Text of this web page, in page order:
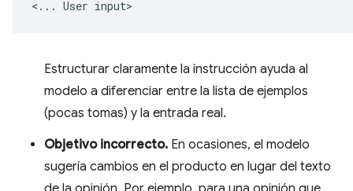
Estructurar claramente la instrucción ayuda al
modelo a diferenciar entre la lista de ejemplos
(pocas tomas) y la entrada real.
Objetivo incorrecto. En ocasiones, el modelo
sugería cambios en el producto en lugar del texto